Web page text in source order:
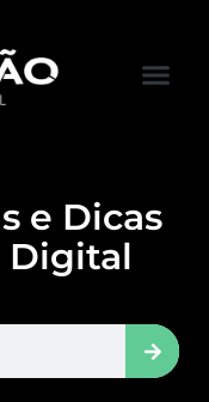
e Dicas
Digital